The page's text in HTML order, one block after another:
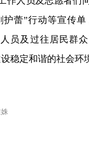
护蕾”行动等宣传
员及过往居民群
稳定和谐的社会环